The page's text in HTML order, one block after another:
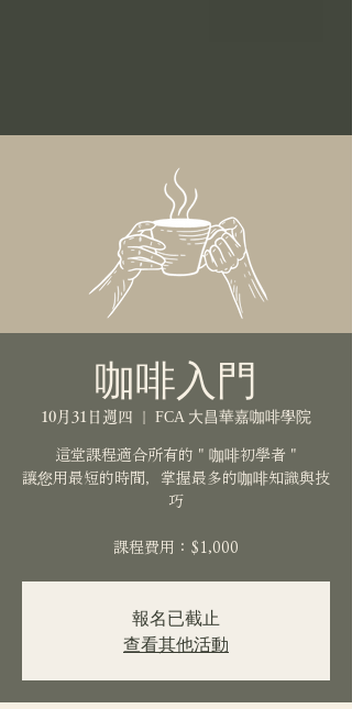
咖啡入門
10月31日週四 FCA 大昌華嘉咖啡學院
這堂課程適合所有的 " 咖啡初學者 "
讓您用最短的時間，掌握最多的咖啡知識與技
巧
課程費用：$1,000
報名已截止
查看其他活動